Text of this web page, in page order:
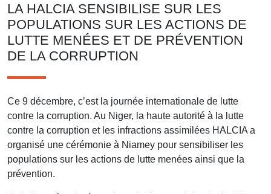
LA HALCIA SENSIBILISE SUR LES
POPULATIONS SUR LES ACTIONS DE
LUTTE MENÉES ET DE PRÉVENTION
DE LA CORRUPTION
Ce 9 décembre, c’est la journée internationale de lutte
contre la corruption. Au Niger, la haute autorité à la lutte
contre la corruption et les infractions assimilées HALCIA a
organisé une cérémonie à Niamey pour sensibiliser les
populations sur les actions de lutte menées ainsi que la
prévention.